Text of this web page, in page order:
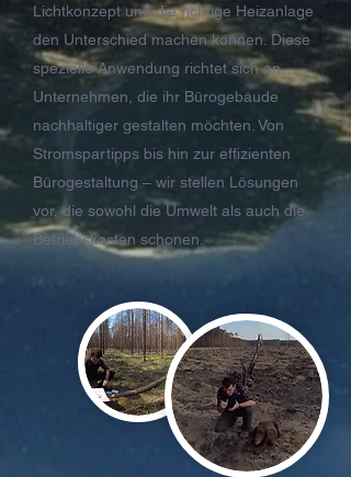
Lichtkonzept und die richtige Heizanlage
den Unterschied machen können. Diese
spezielle Anwendung richtet sich an
Unternehmen, die ihr Bürogebäude
nachhaltiger gestalten möchten. Von
Stromspartipps bis hin zur effizienten
Bürogestaltung – wir stellen Lösungen
vor, die sowohl die Umwelt als auch die
Betriebskosten schonen.